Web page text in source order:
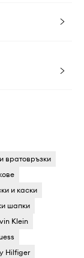
вратовръзки
и каски
шапки
Klein
Hilfiger